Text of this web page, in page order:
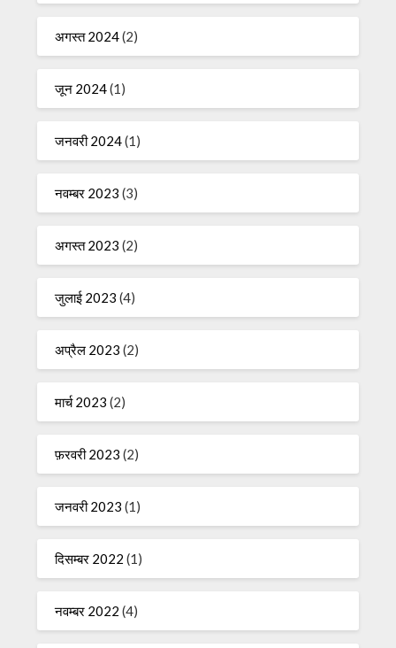
अगस्त 2024(2)
जून 2024(1)
जनवरी 2024(1)
नवम्बर 2023 (3)
अगस्त 2023 (2)
जुलाई 2023 (4)
अप्रैल 2023 (2)
मार्च 2023 (2)
फ़रवरी 2023 (2)
जनवरी 2023 (1)
दिसम्बर 2022 (1)
नवम्बर 2022 (4)